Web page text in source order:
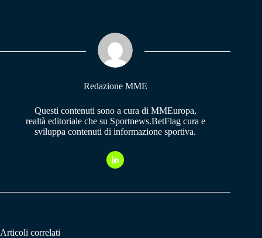
pp m
Redazione MME
Questi contenuti sono a cura di MMEuropa,
realtà editoriale che su Sportnews.BetFlag cura e
sviluppa contenuti di informazione sportiva.
Articoli correlati